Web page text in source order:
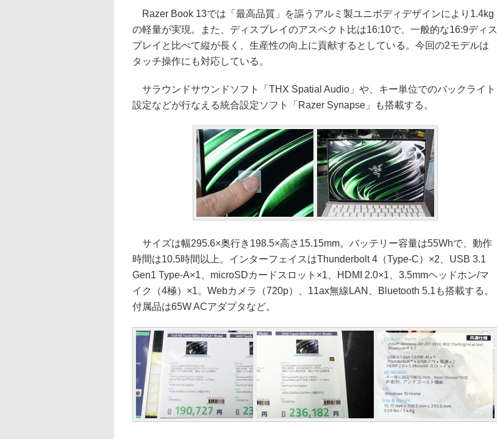
Razer Book 13では「最高品質」を謳うアルミ製ユニボディデザインにより1.4kg
の軽量が実現。また、ディスプレイのアスペクト比は16:10で、一般的な16:9ディス
プレイと比べて縦が長く、生産性の向上に貢献するとしている。今回の2モデルは
タッチ操作にも対応している。
サラウンドサウンドソフト「THX Spatial Audio」や、キー単位でのバックライト
設定などが行なえる統合設定ソフト「Razer Synapse」も搭載する。
サイズは幅295.6×奥行き198.5×高さ15.15mm。バッテリー容量は55Whで、動作
時間は10.5時間以上。インターフェイスはThunderbolt 4（Type-C）×2、USB 3.1
Gen1 Type-A×1、microSDカードスロット×1、HDMI 2.0×1、3.5mmヘッドホン/マ
イク（4極）×1。Webカメラ（720p）、11ax無線LAN、Bluetooth 5.1も搭載する。
付属品は65W ACアダプタなど。